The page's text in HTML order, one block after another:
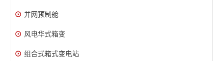
并网预制舱
风电华式箱变
组合式箱式变电站